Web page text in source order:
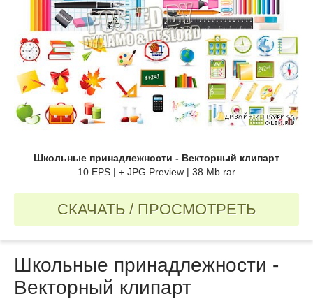
Школьные принадлежности - Векторный клипарт
10 EPS | + JPG Preview | 38 Mb rar
СКАЧАТЬ / ПРОСМОТРЕТЬ
Школьные принадлежности -
Векторный клипарт